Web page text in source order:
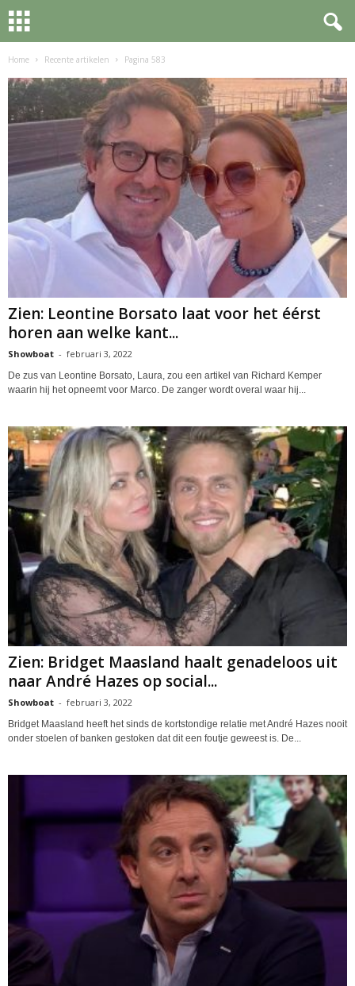
Home Recente artikelen Pagina 583
Zien: Leontine Borsato laat voor het éérst
horen aan welke kant...
Showboat - februari 3, 2022
De zus van Leontine Borsato, Laura, zou een artikel van Richard Kemper
waarin hij het opneemt voor Marco. De zanger wordt overal waar hij...
Zien: Bridget Maasland haalt genadeloos uit
naar André Hazes op social...
Showboat - februari 3, 2022
Bridget Maasland heeft het sinds de kortstondige relatie met André Hazes nooit
onder stoelen of banken gestoken dat dit een foutje geweest is. De...